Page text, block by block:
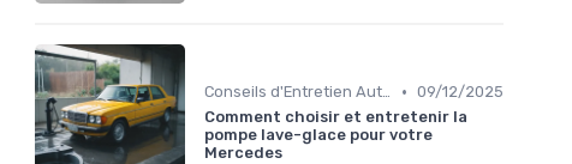
Conseils d'Entretien Auto • 09/12/2025
Comment choisir et entretenir la
pompe lave-glace pour votre
Mercedes